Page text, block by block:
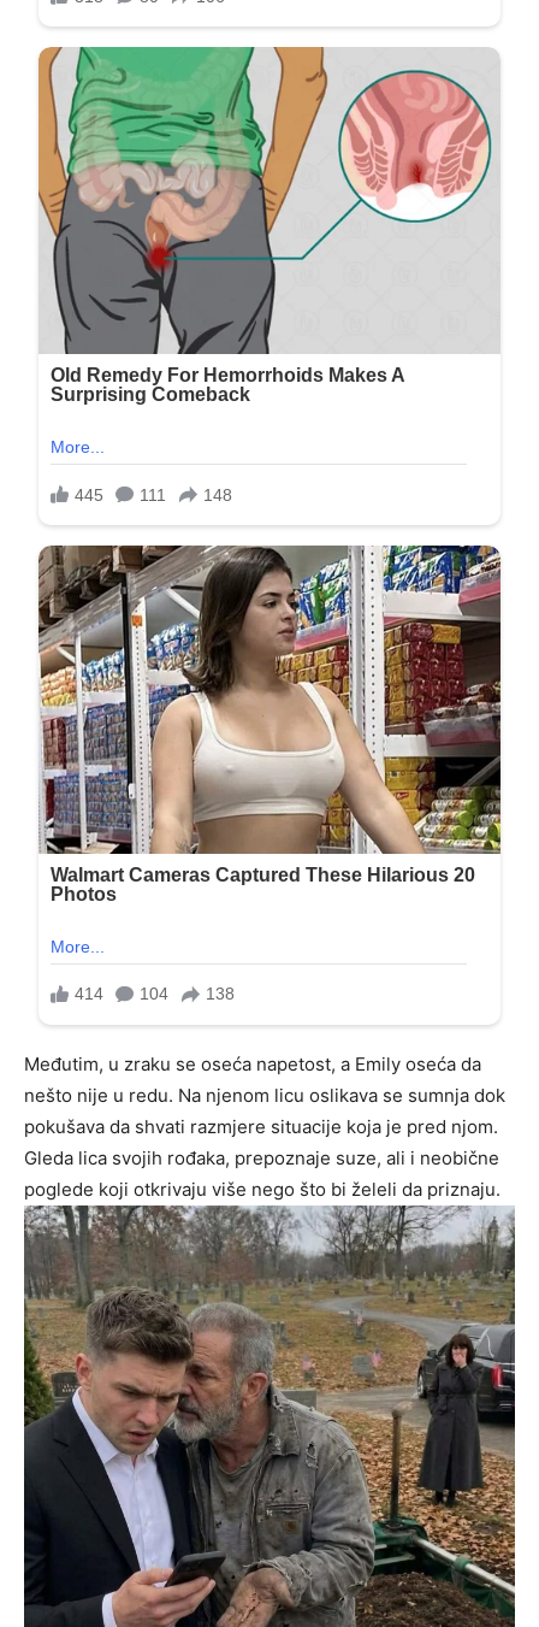
Međutim, u zraku se oseća napetost, a Emily oseća da
nešto nije u redu. Na njenom licu oslikava se sumnja dok
pokušava da shvati razmjere situacije koja je pred njom.
Gleda lica svojih rođaka, prepoznaje suze, ali i neobične
poglede koji otkrivaju više nego što bi želeli da priznaju.